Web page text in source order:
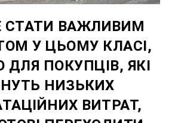
ВАЖЛИВИМ
У ЦЬОМУ КЛАСІ,
ДЛЯ ПОКУПЦІВ, ЯКІ
НИЗЬКИХ
ВИТРАТ,